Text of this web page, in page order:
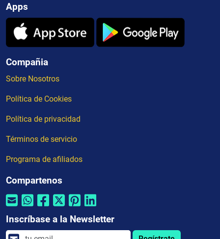
Apps
Compañia
Sobre Nosotros
Política de Cookies
Política de privacidad
Términos de servicio
Programa de afiliados
Compartenos
Inscríbase a la Newsletter